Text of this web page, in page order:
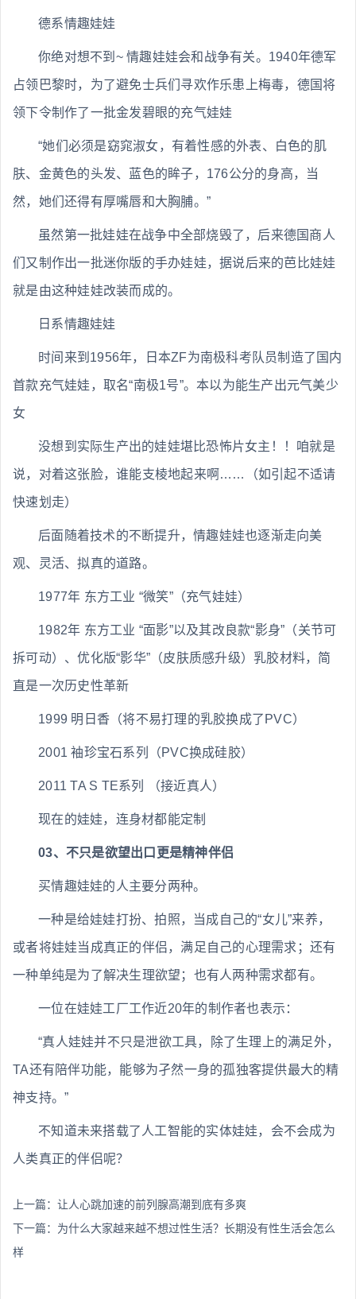
德系情趣娃娃
你绝对想不到~ 情趣娃娃会和战争有关。1940年德军
占领巴黎时，为了避免士兵们寻欢作乐患上梅毒，德国将
领下令制作了一批金发碧眼的充气娃娃
“她们必须是窈窕淑女，有着性感的外表、白色的肌
肤、金黄色的头发、蓝色的眸子，176公分的身高，当
然，她们还得有厚嘴唇和大胸脯。”
虽然第一批娃娃在战争中全部烧毁了，后来德国商人
们又制作出一批迷你版的手办娃娃，据说后来的芭比娃娃
就是由这种娃娃改装而成的。
日系情趣娃娃
时间来到1956年，日本ZF为南极科考队员制造了国内
首款充气娃娃，取名“南极1号”。本以为能生产出元气美少
女
没想到实际生产出的娃娃堪比恐怖片女主！！咱就是
说，对着这张脸，谁能支棱地起来啊……（如引起不适请
快速划走）
后面随着技术的不断提升，情趣娃娃也逐渐走向美
观、灵活、拟真的道路。
1977年 东方工业 “微笑”（充气娃娃）
1982年 东方工业 “面影”以及其改良款“影身”（关节可
拆可动）、优化版“影华”（皮肤质感升级）乳胶材料，简
直是一次历史性革新
1999 明日香（将不易打理的乳胶换成了PVC）
2001 袖珍宝石系列（PVC换成硅胶）
2011 TA S TE系列 （接近真人）
现在的娃娃，连身材都能定制
03、不只是欲望出口更是精神伴侣
买情趣娃娃的人主要分两种。
一种是给娃娃打扮、拍照，当成自己的“女儿”来养，
或者将娃娃当成真正的伴侣，满足自己的心理需求；还有
一种单纯是为了解决生理欲望；也有人两种需求都有。
一位在娃娃工厂工作近20年的制作者也表示：
“真人娃娃并不只是泄欲工具，除了生理上的满足外，
TA还有陪伴功能，能够为孑然一身的孤独客提供最大的精
神支持。”
不知道未来搭载了人工智能的实体娃娃，会不会成为
人类真正的伴侣呢？
上一篇： 让人心跳加速的前列腺高潮到底有多爽
下一篇： 为什么大家越来越不想过性生活？长期没有性生活会怎么
样